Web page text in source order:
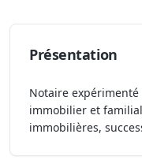
Présentation
Notaire
immobilier et
immobilières,